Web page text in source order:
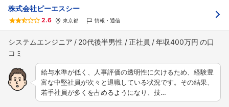
株式会社ピーエスシー
2.6 東京都 情報・通信
システムエンジニア 20代後半男性 正社員 年収400万円
給与水準が低く、人事評価の透明性に欠けるため、経験豊
富な中堅社員が次々と退職している状況です。その結果、
若手社員が多くを占めるようになり、技…